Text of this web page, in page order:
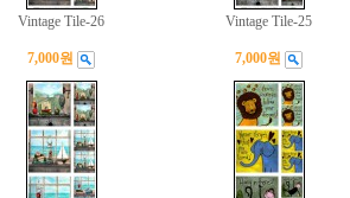
Vintage Tile-26
7,000원
Vintage Tile-25
7,000원